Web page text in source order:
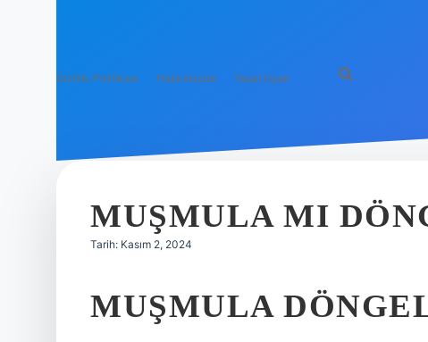
Gizlilik Politikası Hakkımızda Yasal Uyarı
MUŞMULA MI
Tarih: Kasım 2, 2024
MUŞMULA